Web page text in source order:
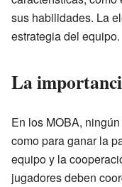
sus habilidades. La
estrategia del equipo.
La
En los MOBA,
como para ganar la
equipo y la
jugadores deben